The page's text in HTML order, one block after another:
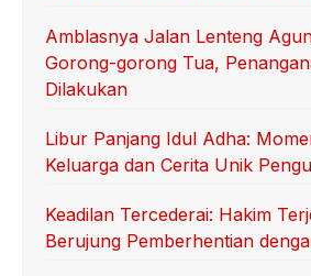
Amblasnya Jalan Lenteng
Gorong-gorong Tua,
Dilakukan
Libur Panjang Idul Adha:
Keluarga dan Cerita Unik
Keadilan Tercederai: Hakim
Berujung Pemberhentian